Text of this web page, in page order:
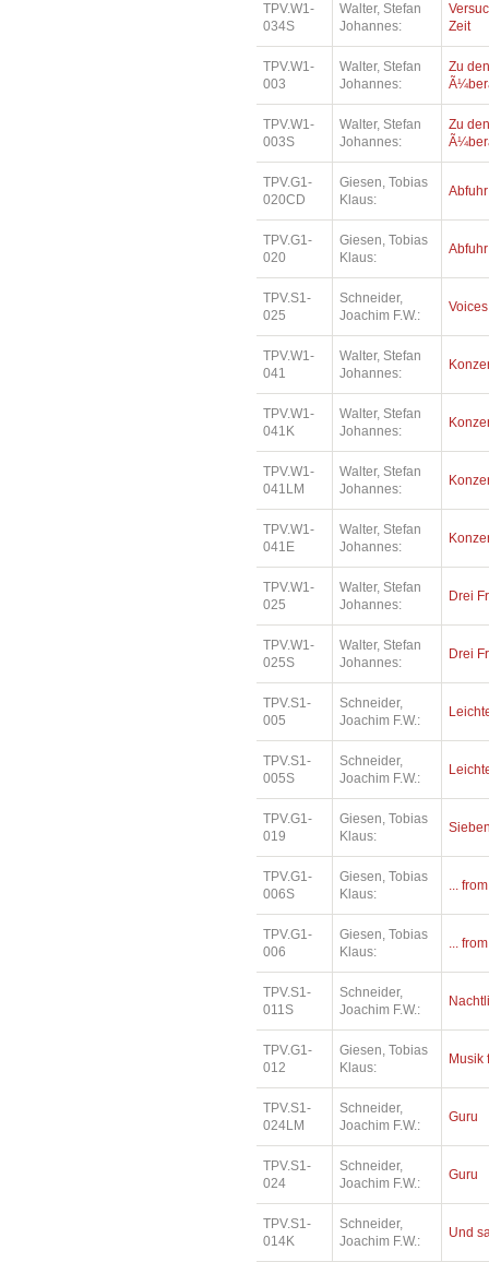
TPV.W1-
034S
Walter, Stefan
Johannes:
Zeit
TPV.W1-
003
Walter, Stefan
Johannes:
Zu
TPV.W1-
003S
Walter, Stefan
Johannes:
Zu
TPV.G1-
020CD
Giesen, Tobias
Klaus:
Abfuhr
TPV.G1-
020
Giesen, Tobias
Klaus:
Abfuhr
TPV.S1-
025
Schneider,
Joachim F.W.:
TPV.W1-
041
Walter, Stefan
Johannes:
TPV.W1-
041K
Walter, Stefan
Johannes:
TPV.W1-
041LM
Walter, Stefan
Johannes:
TPV.W1-
041E
Walter, Stefan
Johannes:
TPV.W1-
025
Walter, Stefan
Johannes:
Drei
TPV.W1-
025S
Walter, Stefan
Johannes:
Drei
TPV.S1-
005
Schneider,
Joachim F.W.:
TPV.S1-
005S
Schneider,
Joachim F.W.:
TPV.G1-
019
Giesen, Tobias
Klaus:
TPV.G1-
006S
Giesen, Tobias
Klaus:
...
TPV.G1-
006
Giesen, Tobias
Klaus:
...
TPV.S1-
011S
Schneider,
Joachim F.W.:
TPV.G1-
012
Giesen, Tobias
Klaus:
Musik
TPV.S1-
024LM
Schneider,
Joachim F.W.:
Guru
TPV.S1-
024
Schneider,
Joachim F.W.:
Guru
TPV.S1-
014K
Schneider,
Joachim F.W.:
Und